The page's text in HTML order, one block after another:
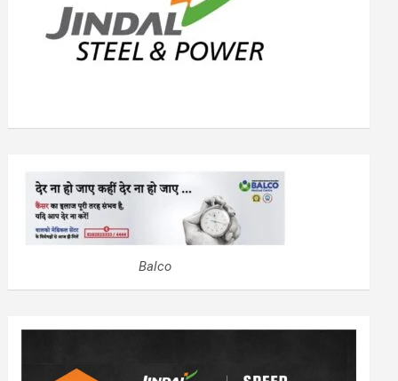
Balco